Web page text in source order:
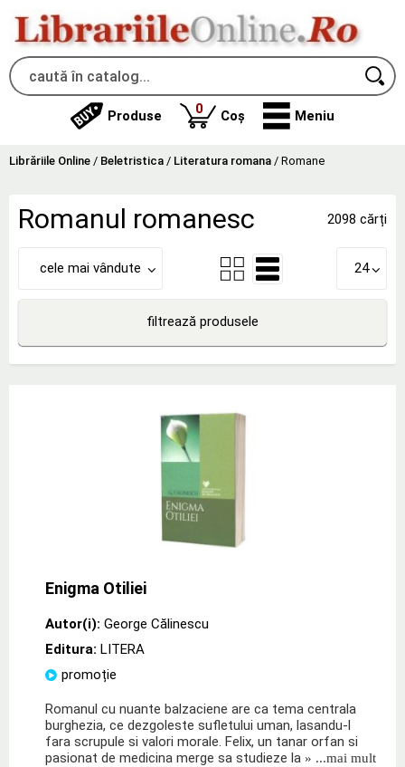
Produse 0produse
Coș Meniu
Librăriile Online / Beletristica / Literatura romana / Romane
Romanul romanesc 2098 cărți
cele mai vândute 24
filtrează produsele
Enigma Otiliei
Autor(i): George Călinescu
Editura: LITERA
promoție
Romanul cu nuante balzaciene are ca tema centrala
burghezia, ce dezgoleste sufletului uman, lasandu-l
fara scrupule si valori morale. Felix, un tanar orfan si
pasionat de medicina merge sa studieze la » ...mai mult